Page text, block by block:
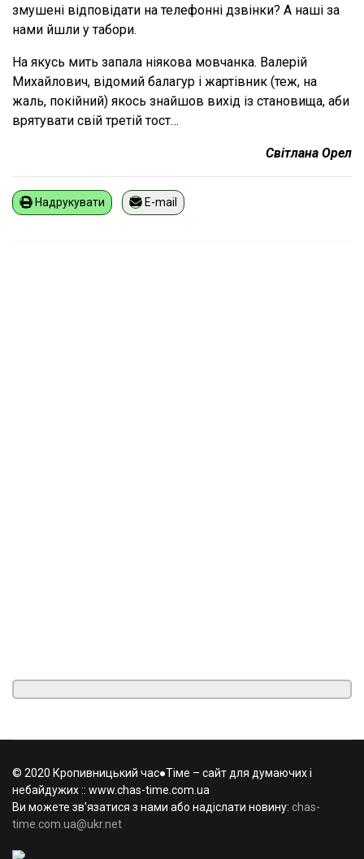
змушені відповідати на телефонні дзвінки? А наші за
нами йшли у табори.
На якусь мить запала ніякова мовчанка. Валерій
Михайлович, відомий балагур і жартівник (теж, на
жаль, покійний) якось знайшов вихід із становища, аби
врятувати свій третій тост…
Світлана Орел
Надрукувати E-mail
© 2020 Кропивницький час●Тіме – сайт для думаючих і
небайдужих :: www.chas-time.com.ua
Ви можете зв'язатися з нами або надіслати новину: chas-
time.com.ua@ukr.net